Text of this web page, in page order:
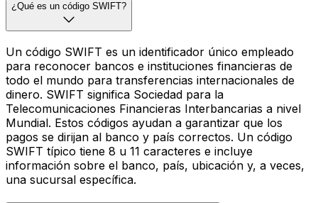
¿Qué es un código SWIFT?
Un código SWIFT es un identificador único empleado
para reconocer bancos e instituciones financieras de
todo el mundo para transferencias internacionales de
dinero. SWIFT significa Sociedad para la
Telecomunicaciones Financieras Interbancarias a nivel
Mundial. Estos códigos ayudan a garantizar que los
pagos se dirijan al banco y país correctos. Un código
SWIFT típico tiene 8 u 11 caracteres e incluye
información sobre el banco, país, ubicación y, a veces,
una sucursal específica.